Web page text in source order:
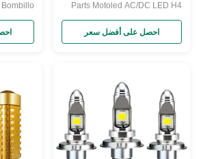
Parts Motoled AC/DC LED H4
Fan Cooling Bulbs for
Motorcycles Products
Description
احصل على أفضل سعر
Beam